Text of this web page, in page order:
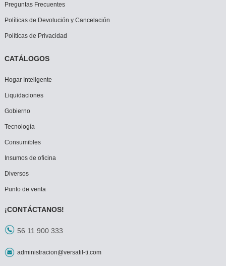
Preguntas Frecuentes
Políticas de Devolución y Cancelación
Políticas de Privacidad
CATÁLOGOS
Hogar Inteligente
Liquidaciones
Gobierno
Tecnología
Consumibles
Insumos de oficina
Diversos
Punto de venta
¡CONTÁCTANOS!
56 11 900 333
administracion@versatil-ti.com